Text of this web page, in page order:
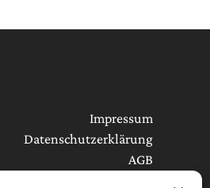
Impressum
Datenschutzerklärung
AGB